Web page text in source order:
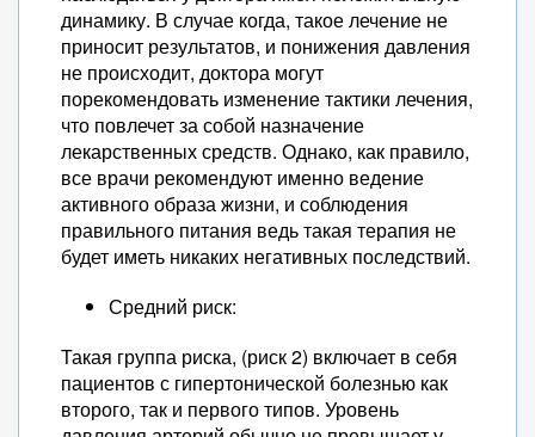
динамику. В случае когда, такое лечение не
приносит результатов, и понижения давления
не происходит, доктора могут
порекомендовать изменение тактики лечения,
что повлечет за собой назначение
лекарственных средств. Однако, как правило,
все врачи рекомендуют именно ведение
активного образа жизни, и соблюдения
правильного питания ведь такая терапия не
будет иметь никаких негативных последствий.
Средний риск:
Такая группа риска, (риск 2) включает в себя
пациентов с гипертонической болезнью как
второго, так и первого типов. Уровень